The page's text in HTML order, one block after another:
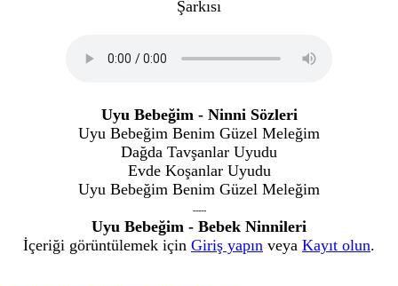
Uyu Bebeğim - Ninni Sözleri
Uyu Bebeğim Benim Güzel Meleğim
Dağda Tavşanlar Uyudu
Evde Koşanlar Uyudu
Uyu Bebeğim Benim Güzel Meleğim
-----
Uyu Bebeğim - Bebek Ninnileri
İçeriği görüntülemek için Giriş yapın veya Kayıt olun.